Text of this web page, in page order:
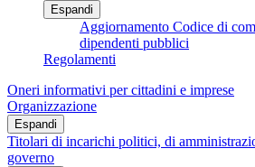
Espandi
Aggiornamento Codice di
dipendenti pubblici
Regolamenti
Oneri informativi per cittadini e imprese
Organizzazione
Espandi
Titolari di incarichi politici, di
governo